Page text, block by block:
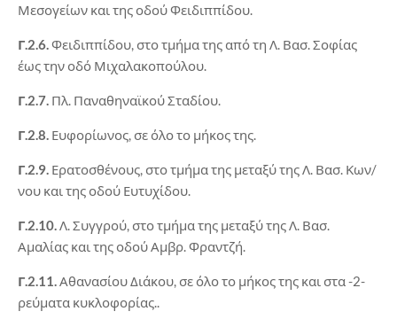
Μεσογείων και της οδού Φειδιππίδου.
Γ.2.6.Φειδιππίδου, στο τμήμα της από τη Λ. Βασ. Σοφίας
έως την οδό Μιχαλακοπούλου.
Γ.2.7. Πλ. Παναθηναϊκού Σταδίου.
Γ.2.8. Ευφορίωνος, σε όλο το μήκος της.
Γ.2.9. Ερατοσθένους, στο τμήμα της μεταξύ της Λ. Βασ. Κων/
νου και της οδού Ευτυχίδου.
Γ.2.10.Λ. Συγγρού, στο τμήμα της μεταξύ της Λ. Βασ.
Αμαλίας και της οδού Αμβρ. Φραντζή.
Γ.2.11.Αθανασίου Διάκου, σε όλο το μήκος της και στα -2-
ρεύματα κυκλοφορίας..